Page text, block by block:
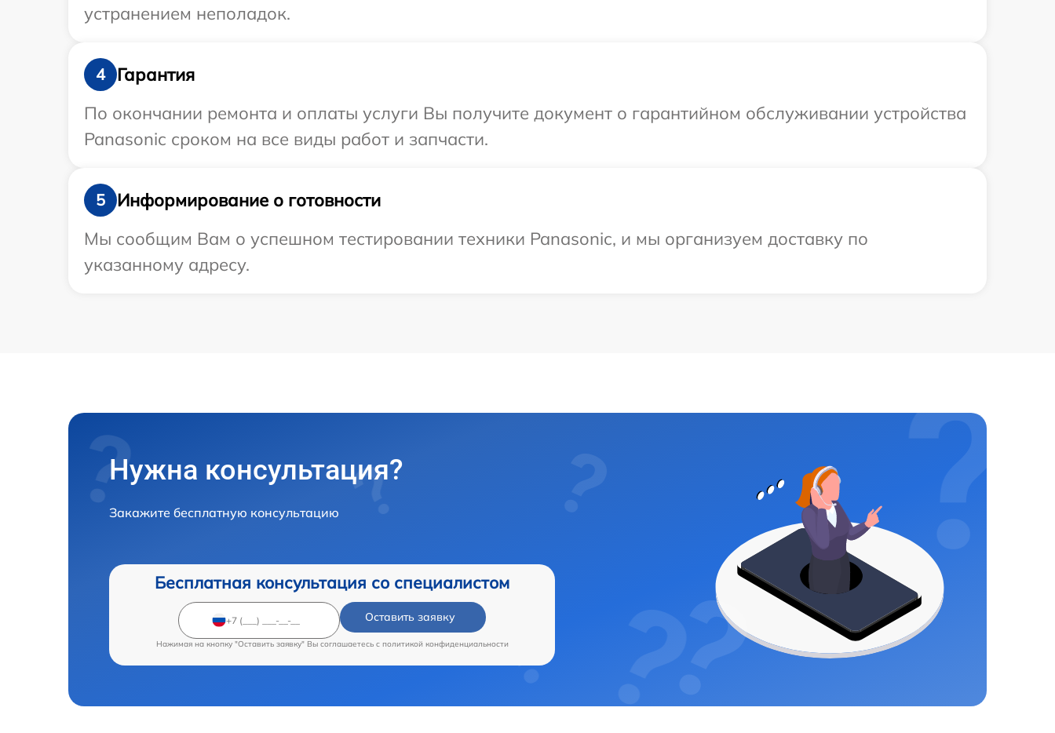
устранением неполадок.
4
Гарантия
По окончании ремонта и оплаты услуги Вы получите документ о гарантийном обслуживании устройства
Panasonic сроком на все виды работ и запчасти.
5
Информирование о готовности
Мы сообщим Вам о успешном тестировании техники Panasonic, и мы организуем доставку по
указанному адресу.
Нужна консультация?
Закажите бесплатную консультацию
Бесплатная консультация со специалистом
Оставить заявку
Нажимая на кнопку "Оставить заявку" Вы соглашаетесь c политикой конфиденциальности